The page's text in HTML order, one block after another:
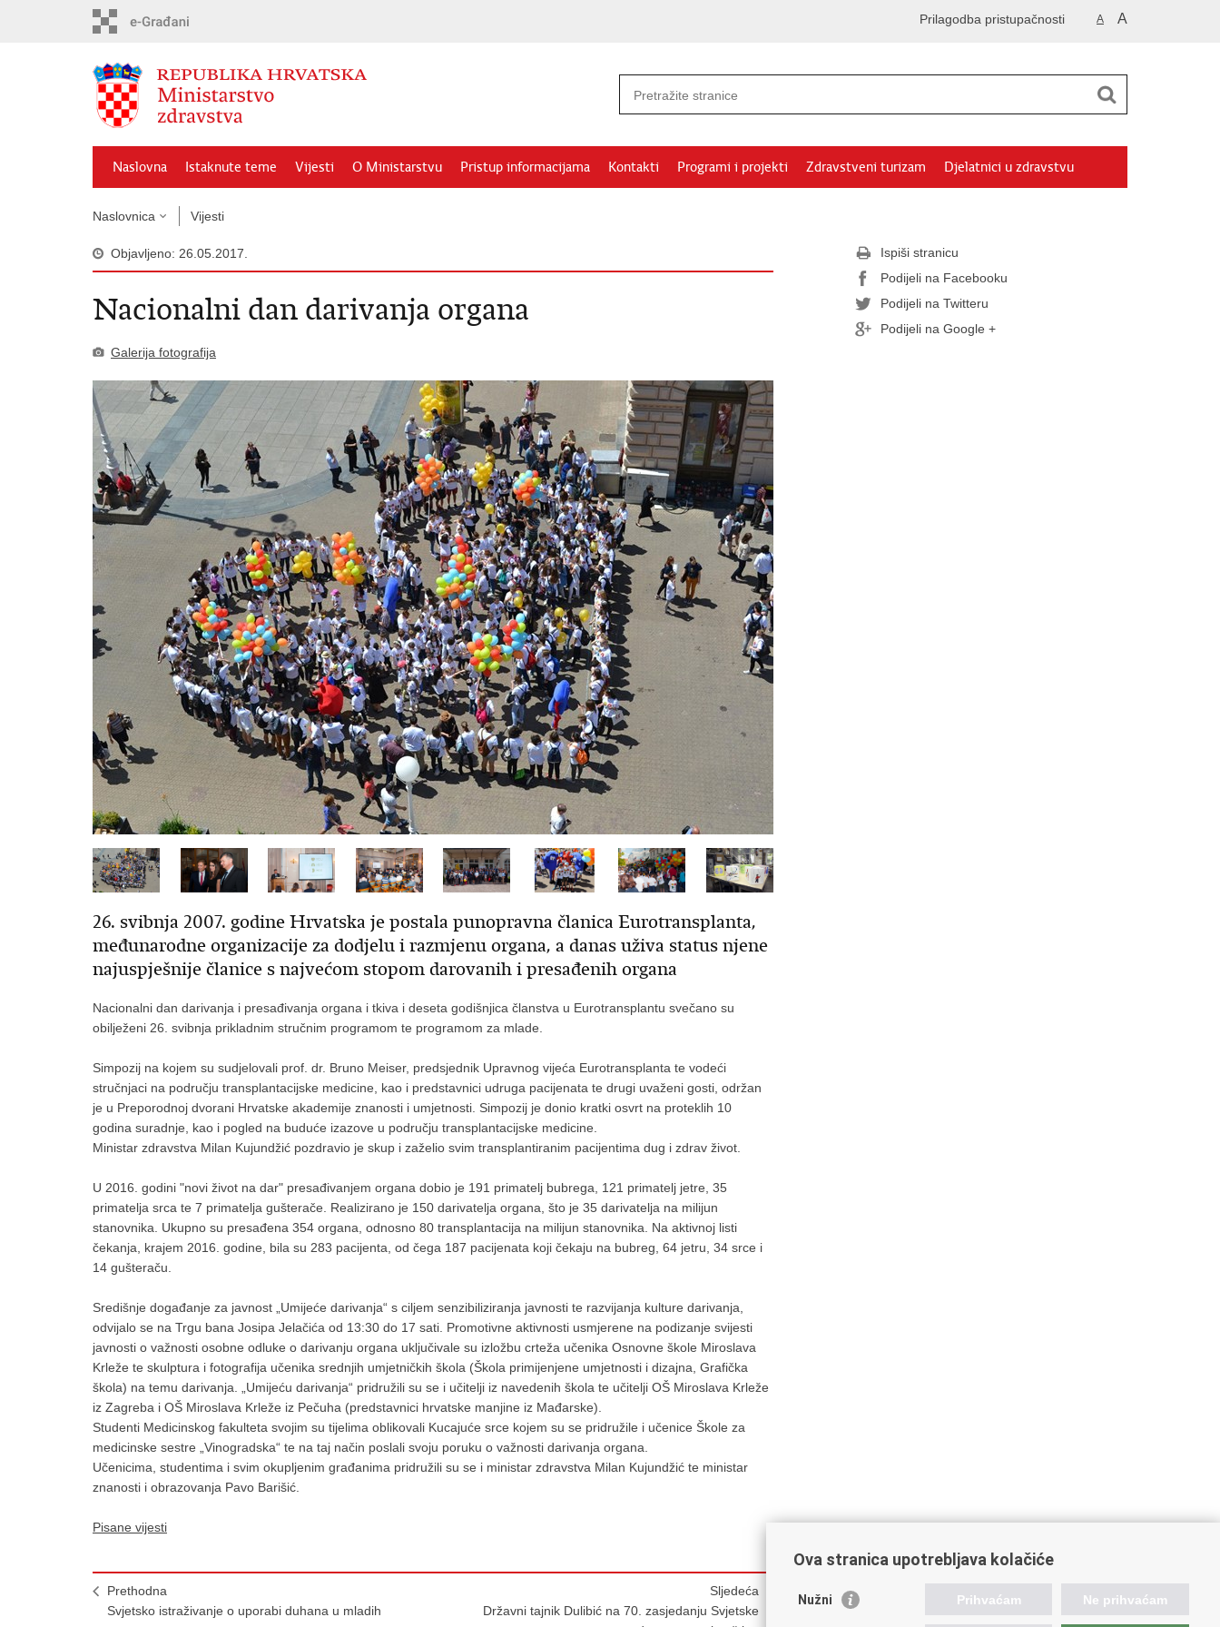
A A
Prilagodba pristupačnosti
Naslovna Istaknute teme Vijesti O Ministarstvu Pristup informacijama Kontakti Programi i projekti Zdravstveni turizam Djelatnici u zdravstvu
Naslovnica Vijesti
Objavljeno: 26.05.2017.
Nacionalni dan darivanja organa
Galerija fotografija
26. svibnja 2007. godine Hrvatska je postala punopravna članica Eurotransplanta,
međunarodne organizacije za dodjelu i razmjenu organa, a danas uživa status njene
najuspješnije članice s najvećom stopom darovanih i presađenih organa
Nacionalni dan darivanja i presađivanja organa i tkiva i deseta godišnjica članstva u Eurotransplantu svečano su
obilježeni 26. svibnja prikladnim stručnim programom te programom za mlade.
Simpozij na kojem su sudjelovali prof. dr. Bruno Meiser, predsjednik Upravnog vijeća Eurotransplanta te vodeći
stručnjaci na području transplantacijske medicine, kao i predstavnici udruga pacijenata te drugi uvaženi gosti, održan
je u Preporodnoj dvorani Hrvatske akademije znanosti i umjetnosti. Simpozij je donio kratki osvrt na proteklih 10
godina suradnje, kao i pogled na buduće izazove u području transplantacijske medicine.
Ministar zdravstva Milan Kujundžić pozdravio je skup i zaželio svim transplantiranim pacijentima dug i zdrav život.
U 2016. godini "novi život na dar" presađivanjem organa dobio je 191 primatelj bubrega, 121 primatelj jetre, 35
primatelja srca te 7 primatelja gušterače. Realizirano je 150 darivatelja organa, što je 35 darivatelja na milijun
stanovnika. Ukupno su presađena 354 organa, odnosno 80 transplantacija na milijun stanovnika. Na aktivnoj listi
čekanja, krajem 2016. godine, bila su 283 pacijenta, od čega 187 pacijenata koji čekaju na bubreg, 64 jetru, 34 srce i
14 gušteraču.
Središnje događanje za javnost „Umijeće darivanja“ s ciljem senzibiliziranja javnosti te razvijanja kulture darivanja,
odvijalo se na Trgu bana Josipa Jelačića od 13:30 do 17 sati. Promotivne aktivnosti usmjerene na podizanje svijesti
javnosti o važnosti osobne odluke o darivanju organa uključivale su izložbu crteža učenika Osnovne škole Miroslava
Krleže te skulptura i fotografija učenika srednjih umjetničkih škola (Škola primijenjene umjetnosti i dizajna, Grafička
škola) na temu darivanja. „Umijeću darivanja“ pridružili su se i učitelji iz navedenih škola te učitelji OŠ Miroslava Krleže
iz Zagreba i OŠ Miroslava Krleže iz Pečuha (predstavnici hrvatske manjine iz Mađarske).
Studenti Medicinskog fakulteta svojim su tijelima oblikovali Kucajuće srce kojem su se pridružile i učenice Škole za
medicinske sestre „Vinogradska“ te na taj način poslali svoju poruku o važnosti darivanja organa.
Učenicima, studentima i svim okupljenim građanima pridružili su se i ministar zdravstva Milan Kujundžić te ministar
znanosti i obrazovanja Pavo Barišić.
Pisane vijesti
Prethodna
Svjetsko istraživanje o uporabi duhana u mladih
Sljedeća
Državni tajnik Dulibić na 70. zasjedanju Svjetske
Ispiši stranicu
Podijeli na Facebooku
Podijeli na Twitteru
Podijeli na Google +
Ova stranica upotrebljava kolačiće
Nužni Prihvaćam Ne prihvaćam